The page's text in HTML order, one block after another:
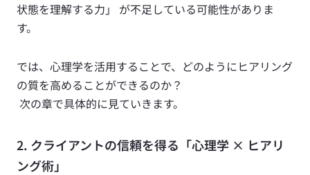
状態を理解する力」 が不足している可能性がありま
す。
では、心理学を活用することで、どのようにヒアリング
の質を高めることができるのか？
次の章で具体的に見ていきます。
2. クライアントの信頼を得る「心理学 × ヒアリ
ング術」